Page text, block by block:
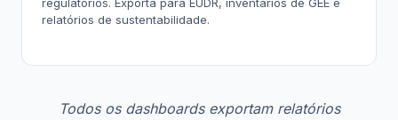
relatórios de sustentabilidade.
Todos os dashboards exportam relatórios